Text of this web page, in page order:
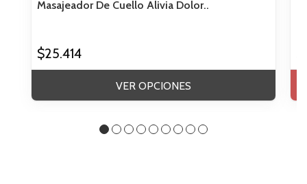
Masajeador De Cuello Alivia Dolor..
$25.414
VER OPCIONES